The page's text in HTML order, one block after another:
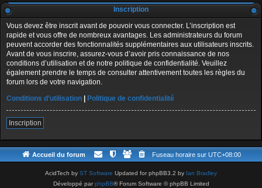
Inscription
Vous devez être inscrit avant de pouvoir vous connecter. L’inscription est
rapide et vous offre de nombreux avantages. Les administrateurs du forum
peuvent accorder des fonctionnalités supplémentaires aux utilisateurs inscrits.
Avant de vous inscrire, assurez-vous d’avoir pris connaissance de nos
conditions d’utilisation et de notre politique de confidentialité. Veuillez
également prendre le temps de consulter attentivement toutes les règles du
forum lors de votre navigation.
Conditions d’utilisation
Politique de confidentialité
Inscription
Accueil du forum Fuseau horaire sur UTC+08:00
AcidTech by ST Software Updated for phpBB3.2 by Ian Bradley
Développé parphpBB® Forum Software © phpBB Limited